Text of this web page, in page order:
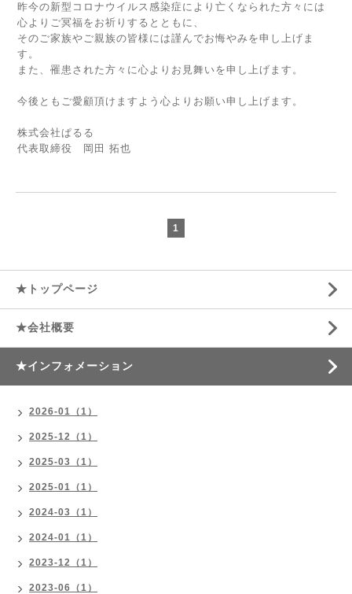
昨今の新型コロナウイルス感染症により亡くなられた方々には
心よりご冥福をお祈りするとともに、
そのご家族やご親族の皆様には謹んでお悔やみを申し上げま
す。
また、罹患された方々に心よりお見舞いを申し上げます。
今後ともご愛顧頂けますよう心よりお願い申し上げます。
株式会社ぱるる
代表取締役 岡田 拓也
1
★トップページ
★会社概要
★インフォメーション
2026-01（1）
2025-12（1）
2025-03（1）
2025-01（1）
2024-03（1）
2024-01（1）
2023-12（1）
2023-06（1）